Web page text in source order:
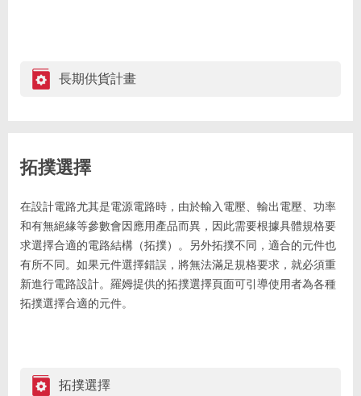
長期供貨計畫
拓撲選擇
在設計電路尤其是電源電路時，由於輸入電壓、輸出電壓、功率
和有無絕緣等參數會因應用產品而異，因此需要根據具體規格要
求選擇合適的電路結構（拓撲）。另外拓撲不同，適合的元件也
有所不同。如果元件選擇錯誤，將無法滿足規格要求，就必須重
新進行電路設計。羅姆提供的拓撲選擇頁面可引導使用者為各種
拓撲選擇合適的元件。
拓撲選擇